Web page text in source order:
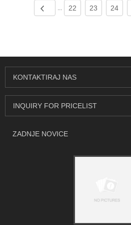
... 22 23 24
KONTAKTIRAJ NAS
INQUIRY FOR PRICELIST
ZADNJE NOVICE